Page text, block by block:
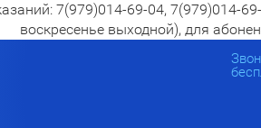
7(979)014-69-04, 7(979)014-
воскресенье выходной), для